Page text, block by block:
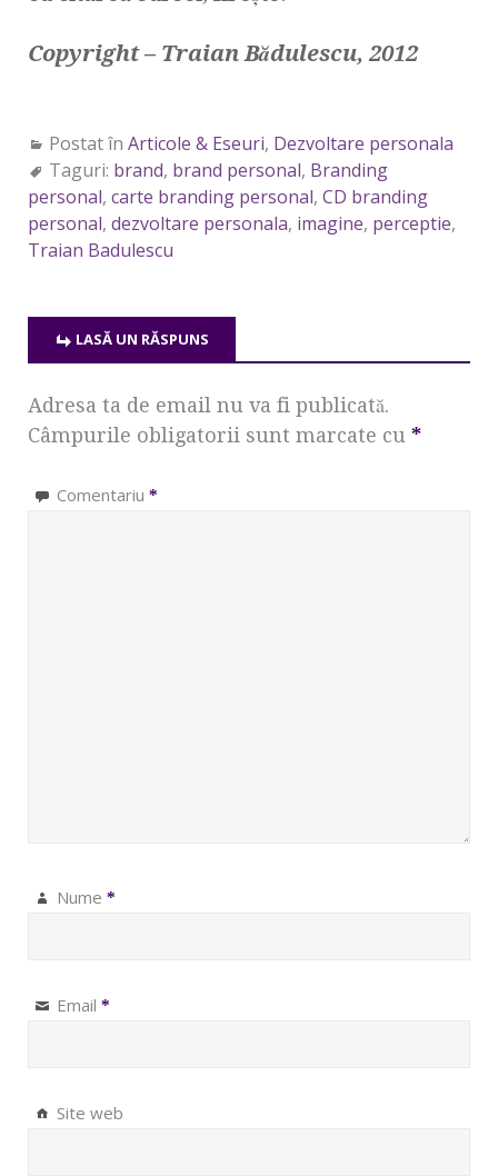
Copyright – Traian Bădulescu, 2012
Postat în Articole & Eseuri, Dezvoltare personala
Taguri: brand, brand personal, Branding
personal, carte branding personal, CD branding
personal, dezvoltare personala, imagine, perceptie,
Traian Badulescu
LASĂ UN RĂSPUNS
Adresa ta de email nu va fi publicată.
Câmpurile obligatorii sunt marcate cu *
Comentariu *
Nume *
Email *
Site web